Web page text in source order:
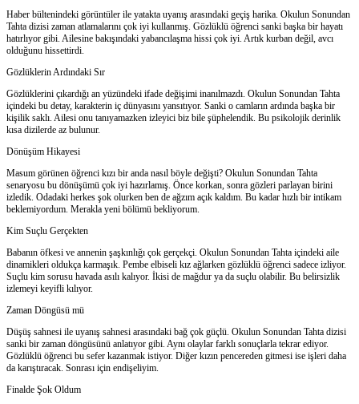
Haber bültenindeki görüntüler ile yatakta uyanış arasındaki geçiş harika. Okulun Sonundan
Tahta dizisi zaman atlamalarını çok iyi kullanmış. Gözlüklü öğrenci sanki başka bir hayatı
hatırlıyor gibi. Ailesine bakışındaki yabancılaşma hissi çok iyi. Artık kurban değil, avcı
olduğunu hissettirdi.
Gözlüklerin Ardındaki Sır
Gözlüklerini çıkardığı an yüzündeki ifade değişimi inanılmazdı. Okulun Sonundan Tahta
içindeki bu detay, karakterin iç dünyasını yansıtıyor. Sanki o camların ardında başka bir
kişilik saklı. Ailesi onu tanıyamazken izleyici biz bile şüphelendik. Bu psikolojik derinlik
kısa dizilerde az bulunur.
Dönüşüm Hikayesi
Masum görünen öğrenci kızı bir anda nasıl böyle değişti? Okulun Sonundan Tahta
senaryosu bu dönüşümü çok iyi hazırlamış. Önce korkan, sonra gözleri parlayan birini
izledik. Odadaki herkes şok olurken ben de ağzım açık kaldım. Bu kadar hızlı bir intikam
beklemiyordum. Merakla yeni bölümü bekliyorum.
Kim Suçlu Gerçekten
Babanın öfkesi ve annenin şaşkınlığı çok gerçekçi. Okulun Sonundan Tahta içindeki aile
dinamikleri oldukça karmaşık. Pembe elbiseli kız ağlarken gözlüklü öğrenci sadece izliyor.
Suçlu kim sorusu havada asılı kalıyor. İkisi de mağdur ya da suçlu olabilir. Bu belirsizlik
izlemeyi keyifli kılıyor.
Zaman Döngüsü mü
Düşüş sahnesi ile uyanış sahnesi arasındaki bağ çok güçlü. Okulun Sonundan Tahta dizisi
sanki bir zaman döngüsünü anlatıyor gibi. Aynı olaylar farklı sonuçlarla tekrar ediyor.
Gözlüklü öğrenci bu sefer kazanmak istiyor. Diğer kızın pencereden gitmesi ise işleri daha
da karıştıracak. Sonrası için endişeliyim.
Finalde Şok Oldum